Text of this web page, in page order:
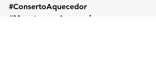
#ConsertoAquecedor
#ManutencaoAquecedor